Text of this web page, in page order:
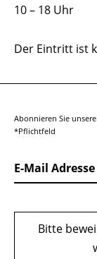
10 – 18 Uhr
Der Eintritt ist
Abonnieren Sie
*Pflichtfeld
E-Mail Adresse
Bitte